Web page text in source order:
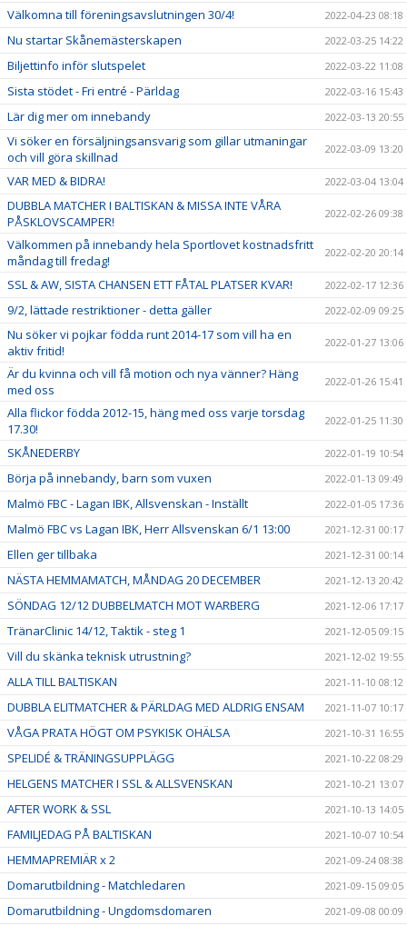
Välkomna till föreningsavslutningen 30/4! 2022-04-23 08:18
Nu startar Skånemästerskapen 2022-03-25 14:22
Biljettinfo inför slutspelet 2022-03-22 11:08
Sista stödet - Fri entré - Pärldag 2022-03-16 15:43
Lär dig mer om innebandy 2022-03-13 20:55
Vi söker en försäljningsansvarig som gillar utmaningar
och vill göra skillnad
2022-03-09 13:20
VAR MED & BIDRA! 2022-03-04 13:04
DUBBLA MATCHER I BALTISKAN & MISSA INTE VÅRA
PÅSKLOVSCAMPER!
2022-02-26 09:38
Välkommen på innebandy hela Sportlovet kostnadsfritt
måndag till fredag!
2022-02-20 20:14
SSL & AW, SISTA CHANSEN ETT FÅTAL PLATSER KVAR! 2022-02-17 12:36
9/2, lättade restriktioner - detta gäller 2022-02-09 09:25
Nu söker vi pojkar födda runt 2014-17 som vill ha en
aktiv fritid!
2022-01-27 13:06
Är du kvinna och vill få motion och nya vänner? Häng
med oss
2022-01-26 15:41
Alla flickor födda 2012-15, häng med oss varje torsdag
17.30!
2022-01-25 11:30
SKÅNEDERBY 2022-01-19 10:54
Börja på innebandy, barn som vuxen 2022-01-13 09:49
Malmö FBC - Lagan IBK, Allsvenskan - Inställt 2022-01-05 17:36
Malmö FBC vs Lagan IBK, Herr Allsvenskan 6/1 13:00 2021-12-31 00:17
Ellen ger tillbaka 2021-12-31 00:14
NÄSTA HEMMAMATCH, MÅNDAG 20 DECEMBER 2021-12-13 20:42
SÖNDAG 12/12 DUBBELMATCH MOT WARBERG 2021-12-06 17:17
TränarClinic 14/12, Taktik - steg 1 2021-12-05 09:15
Vill du skänka teknisk utrustning? 2021-12-02 19:55
ALLA TILL BALTISKAN 2021-11-10 08:12
DUBBLA ELITMATCHER & PÄRLDAG MED ALDRIG ENSAM 2021-11-07 10:17
VÅGA PRATA HÖGT OM PSYKISK OHÄLSA 2021-10-31 16:55
SPELIDÉ & TRÄNINGSUPPLÄGG 2021-10-22 08:29
HELGENS MATCHER I SSL & ALLSVENSKAN 2021-10-21 13:07
AFTER WORK & SSL 2021-10-13 14:05
FAMILJEDAG PÅ BALTISKAN 2021-10-07 10:54
HEMMAPREMIÄR x 2 2021-09-24 08:38
Domarutbildning - Matchledaren 2021-09-15 09:05
Domarutbildning - Ungdomsdomaren 2021-09-08 00:09